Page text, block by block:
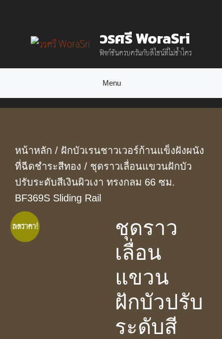
content
วรศรี WoraSri
ฟังก์ชันครบครันกับดีไซน์ที่ไม่ซ้ำใคร
Menu
หน้าหลัก / ฝักบัวเรนชาวเวอร์ก้านแข็งฝังผนัง
ที่ฉีดชำระสีทอง / ชุดราวเลื่อนแขวนฝักบัว
ปรับระดับสีเงินผิวเงา ทรงกลม 66 ซม.
BF369S Sliding Rail
ลดราคา!
ชุดราว
เลื่อน
แขวน
ฝักบัวปรับ
ระดับสี